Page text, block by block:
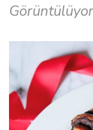
Görüntülüyor